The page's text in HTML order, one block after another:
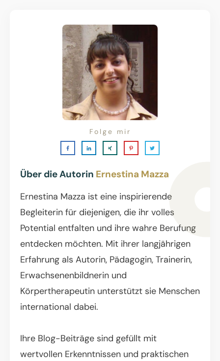
Über die Autorin Ernestina Mazza
Ernestina Mazza ist eine inspirierende
Begleiterin für diejenigen, die ihr volles
Potential entfalten und ihre wahre Berufung
entdecken möchten. Mit ihrer langjährigen
Erfahrung als Autorin, Pädagogin, Trainerin,
Erwachsenenbildnerin und
Körpertherapeutin unterstützt sie Menschen
international dabei.
Ihre Blog-Beiträge sind gefüllt mit
wertvollen Erkenntnissen und praktischen
Folge mir